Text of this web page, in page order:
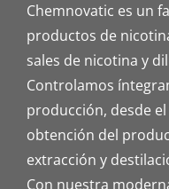
Chemnovatic es un
productos de
sales de nicotina y
Controlamos
producción, desde
obtención del
extracción y
Con nuestra